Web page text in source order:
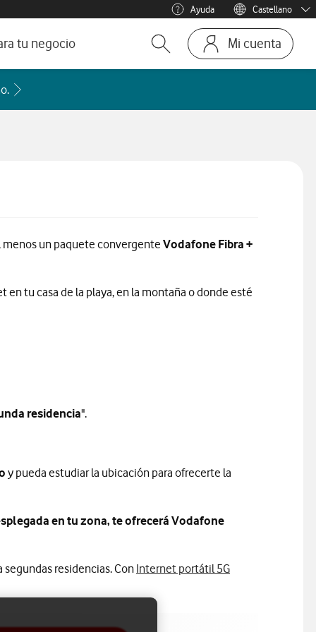
Ayuda
Menu idioma
Castellano
Català
tu negocio
y Negocios
Abrir buscador. Abre en
Mi cuenta
Ir a la pagina
Acceder a la FAQ Qué países incluye cada zona de roaming
un paquete convergente Vodafone Fibra +
en tu casa de la playa, en la montaña o donde esté
residencia".
y pueda estudiar la ubicación para ofrecerte la
en tu zona, te ofrecerá Vodafone
residencias. Con Internet portátil 5G